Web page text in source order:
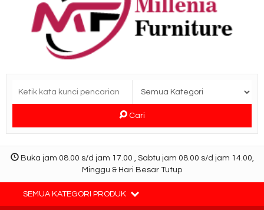
Cari
Buka jam 08.00 s/d jam 17.00 , Sabtu jam 08.00 s/d jam 14.00,
Minggu & Hari Besar Tutup
SEMUA KATEGORI PRODUK